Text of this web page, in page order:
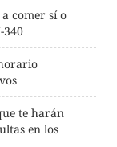
comer sí o
340
te harán
en los